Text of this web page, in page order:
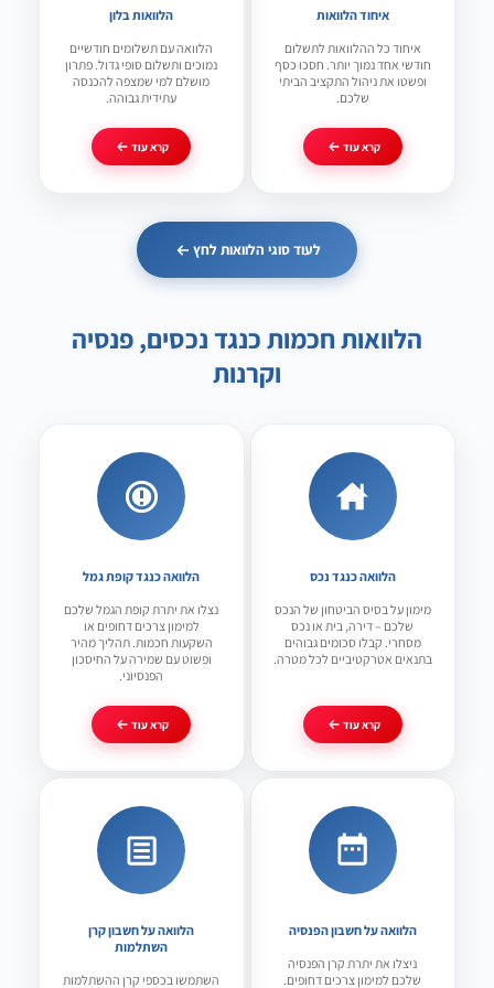
העתיד שלך קרוב יותר—עם קצת עזרה אפשר להתפתח.
איחוד הלוואות
איחוד כל ההלוואות לתשלום
חודשי אחד נמוך יותר. חסכו כסף
ופשטו את ניהול התקציב הביתי
שלכם.
קרא עוד
הלוואות בלון
הלוואה עם תשלומים חודשיים
נמוכים ותשלום סופי גדול. פתרון
מושלם למי שמצפה להכנסה
עתידית גבוהה.
קרא עוד
לעוד סוגי הלוואות לחץ
הלוואות חכמות כנגד נכסים, פנסיה
וקרנות
הלוואה כנגד נכס
מימון על בסיס הביטחון של הנכס
שלכם – דירה, בית או נכס
מסחרי. קבלו סכומים גבוהים
בתנאים אטרקטיביים לכל מטרה.
קרא עוד
הלוואה כנגד קופת גמל
נצלו את יתרת קופת הגמל שלכם
למימון צרכים דחופים או
השקעות חכמות. תהליך מהיר
ופשוט עם שמירה על החיסכון
הפנסיוני.
קרא עוד
הלוואה על חשבון הפנסיה
ניצלו את יתרת קרן הפנסיה
שלכם למימון צרכים דחופים.
הלוואה על חשבון קרן
השתלמות
השתמשו בכספי קרן ההשתלמות